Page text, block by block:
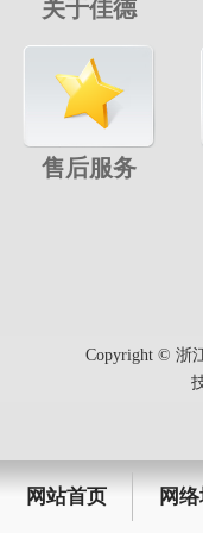
关于佳德
售后服务
网站首页 网
Copyright © 浙